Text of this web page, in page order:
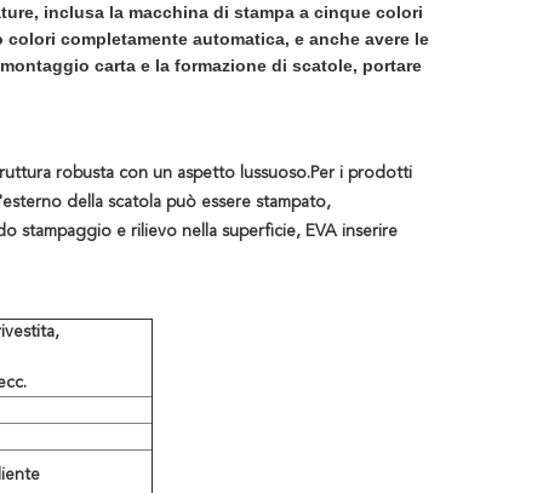
inclusa la macchina di stampa a cinque colori
completamente automatica, e anche avere le
carta e la formazione di scatole, portare
robusta con un aspetto lussuoso.Per i prodotti
della scatola può essere stampato,
stampaggio e rilievo nella superficie, EVA inserire